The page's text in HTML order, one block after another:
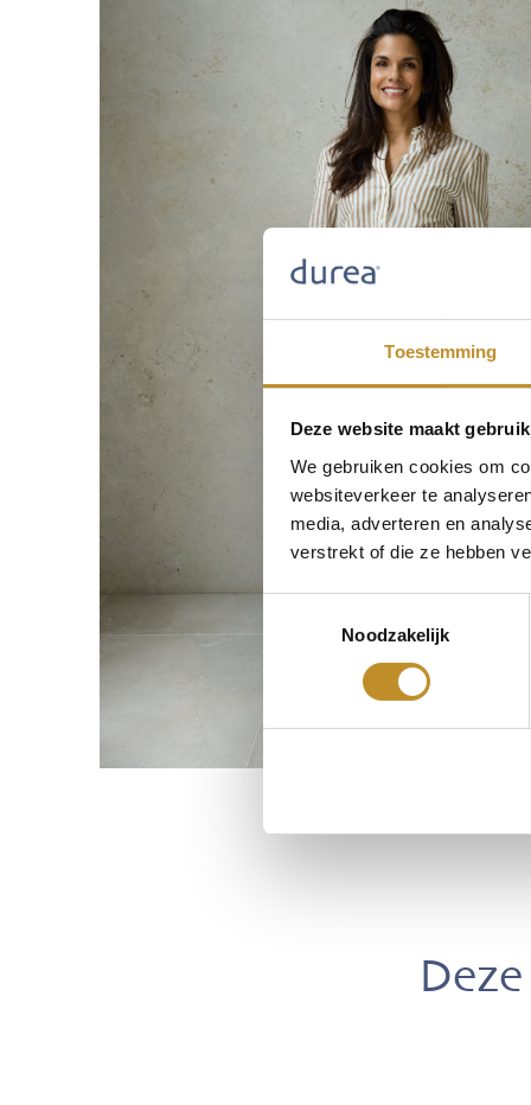
Toestemming
Deze website maakt
We gebruiken cookies om
websiteverkeer te
media, adverteren en
verstrekt of die ze hebben
Noodzakelijk